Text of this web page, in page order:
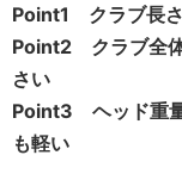
Point1 クラブ長
Point2 クラブ全
さい
Point3 ヘッド重
も軽い